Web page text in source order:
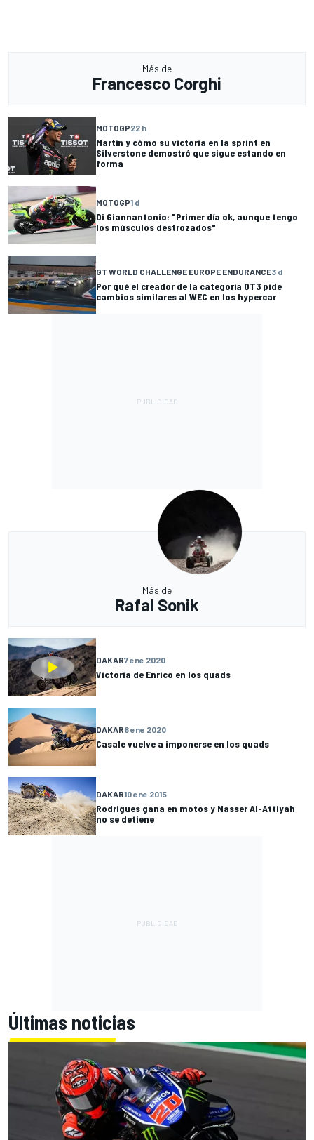
Más de
Francesco Corghi
MOTOGP22 h
Martín y cómo su victoria en la sprint en
Silverstone demostró que sigue estando en
forma
MOTOGP1 d
Di Giannantonio: "Primer día ok, aunque tengo
los músculos destrozados"
GT WORLD CHALLENGE EUROPE ENDURANCE3 d
Por qué el creador de la categoría GT3 pide
cambios similares al WEC en los hypercar
Más de
Rafal Sonik
DAKAR7 ene 2020
Victoria de Enrico en los quads
DAKAR6 ene 2020
Casale vuelve a imponerse en los quads
DAKAR10 ene 2015
Rodrigues gana en motos y Nasser Al-Attiyah
no se detiene
Últimas noticias